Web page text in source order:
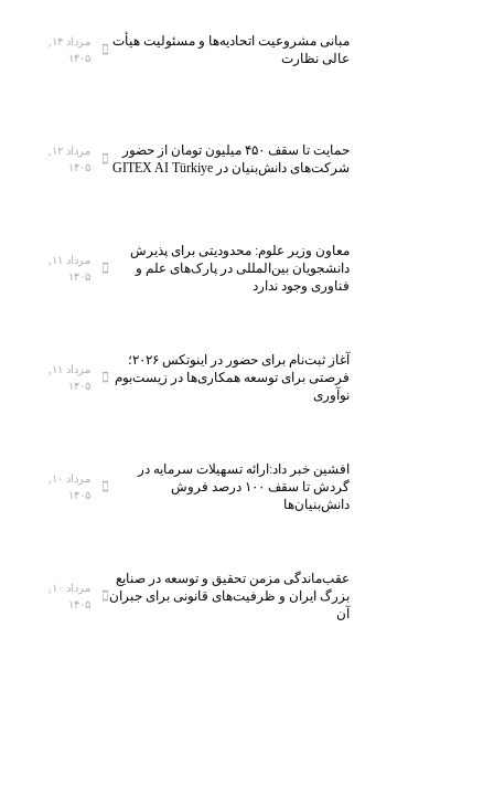
مبانی مشروعیت اتحادیه‌ها و مسئولیت هیأت
عالی نظارت
۱۴۰۵
حمایت تا سقف ۴۵۰ میلیون تومان از حضور
شرکت‌های دانش‌بنیان در GITEX AI Türkiye
۱۴۰۵
معاون وزیر علوم: محدودیتی برای پذیرش
دانشجویان بین‌المللی در پارک‌های علم و
فناوری وجود ندارد
۱۴۰۵
آغاز ثبت‌نام برای حضور در اینوتکس ۲۰۲۶؛
فرصتی برای توسعه همکاری‌ها در زیست‌بوم
نوآوری
۱۴۰۵
افشین خبر داد:ارائه تسهیلات سرمایه در
گردش تا سقف ۱۰۰ درصد فروش
دانش‌بنیان‌ها
۱۴۰۵
عقب‌ماندگی مزمن تحقیق و توسعه در صنایع
بزرگ ایران و ظرفیت‌های قانونی برای جبران
آن
۱۴۰۵